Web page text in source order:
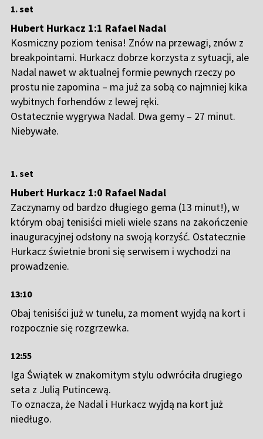
1. set
Hubert Hurkacz 1:1 Rafael Nadal
Kosmiczny poziom tenisa! Znów na przewagi, znów z
breakpointami. Hurkacz dobrze korzysta z sytuacji, ale
Nadal nawet w aktualnej formie pewnych rzeczy po
prostu nie zapomina – ma już za sobą co najmniej kika
wybitnych forhendów z lewej ręki.
Ostatecznie wygrywa Nadal. Dwa gemy – 27 minut.
Niebywałe.
1. set
Hubert Hurkacz 1:0 Rafael Nadal
Zaczynamy od bardzo długiego gema (13 minut!), w
którym obaj tenisiści mieli wiele szans na zakończenie
inauguracyjnej odsłony na swoją korzyść. Ostatecznie
Hurkacz świetnie broni się serwisem i wychodzi na
prowadzenie.
13:10
Obaj tenisiści już w tunelu, za moment wyjdą na kort i
rozpocznie się rozgrzewka.
12:55
Iga Świątek w znakomitym stylu odwróciła drugiego
seta z Julią Putincewą.
To oznacza, że Nadal i Hurkacz wyjdą na kort już
niedługo.